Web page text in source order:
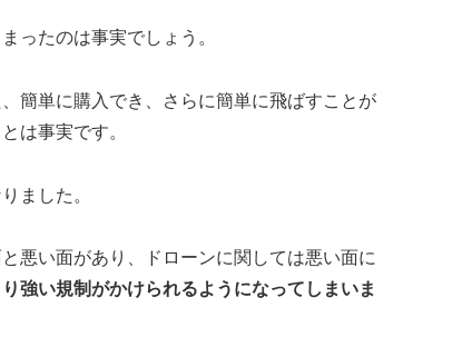
ったのは事実でしょう。
簡単に購入でき、さらに簡単に飛ばすことが
は事実です。
ました。
悪い面があり、ドローンに関しては悪い面に
強い規制がかけられるようになってしまいま